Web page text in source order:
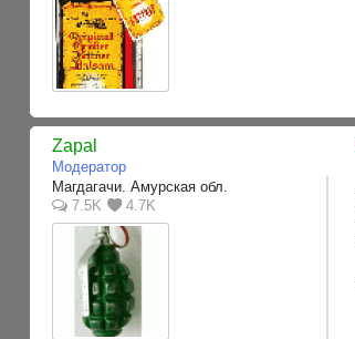
Zapal
Модератор
Магдагачи. Амурская обл.
7.5K
4.7K